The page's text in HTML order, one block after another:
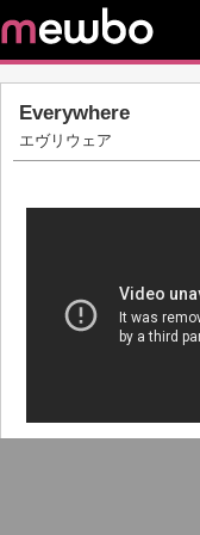
Everywhere
エヴリウェア